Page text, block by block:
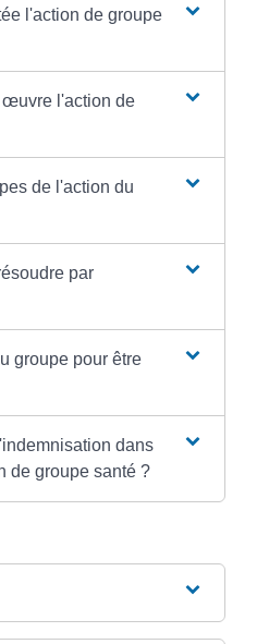
l'action de groupe
œuvre l'action de
de l'action du
par
groupe pour être
dans
de groupe santé ?